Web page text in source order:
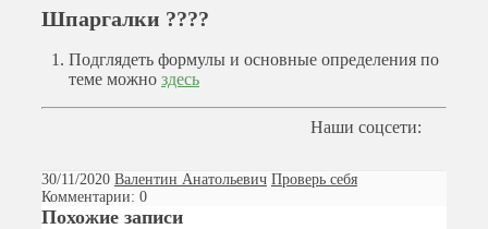
Шпаргалки ????
Подглядеть формулы и основные определения по
теме можно здесь
Наши соцсети:
30/11/2020 Валентин Анатольевич Проверь себя
Комментарии: 0
Похожие записи